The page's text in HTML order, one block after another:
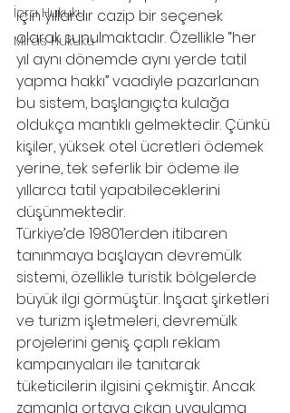
İcra Hukuku
Miras Hukuku
için yıllardır cazip bir seçenek
olarak sunulmaktadır. Özellikle “her
yıl aynı dönemde aynı yerde tatil
yapma hakkı” vaadiyle pazarlanan
bu sistem, başlangıçta kulağa
oldukça mantıklı gelmektedir. Çünkü
kişiler, yüksek otel ücretleri ödemek
yerine, tek seferlik bir ödeme ile
yıllarca tatil yapabileceklerini
düşünmektedir.
Türkiye’de 1980’lerden itibaren
tanınmaya başlayan devremülk
sistemi, özellikle turistik bölgelerde
büyük ilgi görmüştür. İnşaat şirketleri
ve turizm işletmeleri, devremülk
projelerini geniş çaplı reklam
kampanyaları ile tanıtarak
tüketicilerin ilgisini çekmiştir. Ancak
zamanla ortaya çıkan uygulama